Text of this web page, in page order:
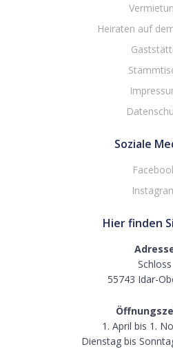
Heiraten auf
Soziale
Hier finden
Schloss
55743 Idar-
1. April bis 1.
Dienstag bis